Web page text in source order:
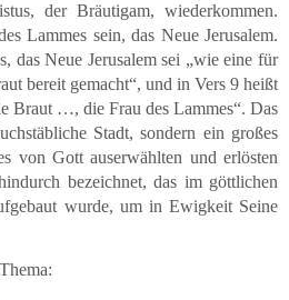
der Bräutigam, wiederkommen.
Lammes sein, das Neue Jerusalem.
das Neue Jerusalem sei „wie eine für
bereit gemacht“, und in Vers 9 heißt
Braut …, die Frau des Lammes“. Das
Stadt, sondern ein großes
von Gott auserwählten und erlösten
bezeichnet, das im göttlichen
wurde, um in Ewigkeit Seine